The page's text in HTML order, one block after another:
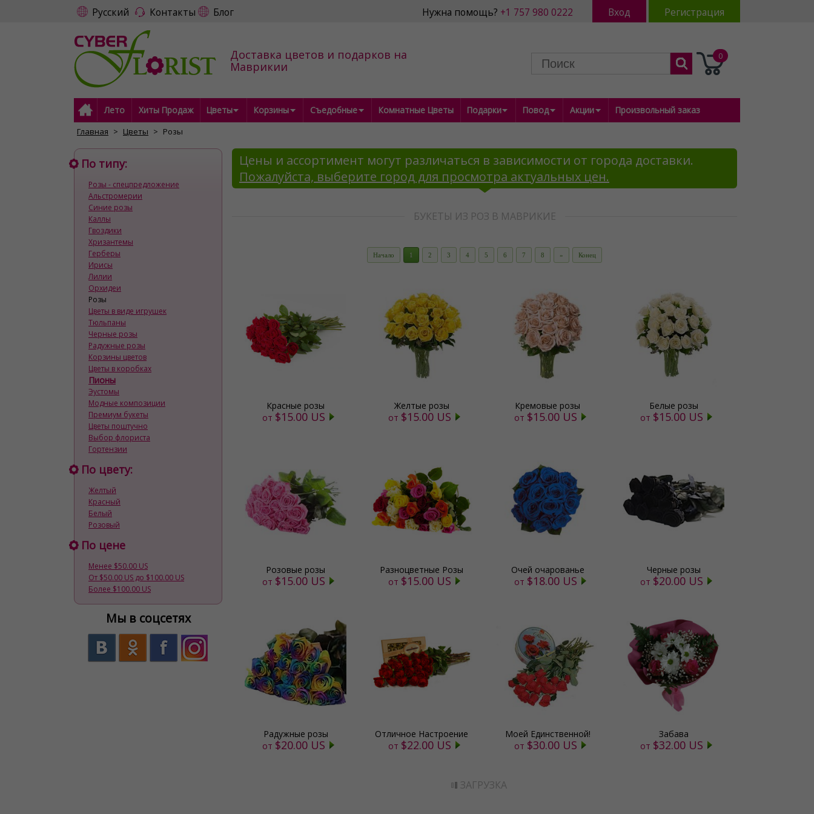
Русский Контакты Блог Нужна помощь? +1 757 980 0222 Вход Регистрация
Доставка цветов и подарков на
Маврикии
0
Лето Хиты Продаж Цветы Корзины Съедобные Комнатные Цветы Подарки Повод Акции Произвольный заказ
Главная Цветы Розы
По типу:
Розы - спецпредложение
Альстромерии
Синие розы
Каллы
Гвоздики
Хризантемы
Герберы
Ирисы
Лилии
Орхидеи
Розы
Цветы в виде игрушек
Тюльпаны
Черные розы
Радужные розы
Корзины цветов
Цветы в коробках
Пионы
Эустомы
Модные композиции
Премиум букеты
Цветы поштучно
Выбор флориста
Гортензии
По цвету:
Желтый
Красный
Белый
Розовый
По цене
Менее $50.00 US
От $50.00 US до $100.00 US
Более $100.00 US
Мы в соцсетях
Цены и ассортимент могут различаться в зависимости от города доставки.
Пожалуйста, выберите город для просмотра актуальных цен.
БУКЕТЫ ИЗ РОЗ В МАВРИКИЕ
Начало 1 2 3 4 5 6 7 8 » Конец
Красные розы
от $15.00 US
Желтые розы
от $15.00 US
Кремовые розы
от $15.00 US
Белые розы
от $15.00 US
Розовые розы
от $15.00 US
Разноцветные Розы
от $15.00 US
Очей очарованье
от $18.00 US
Черные розы
от $20.00 US
Радужные розы
от $20.00 US
Отличное Настроение
от $22.00 US
Моей Единственной!
от $30.00 US
Забава
от $32.00 US
ЗАГРУЗКА